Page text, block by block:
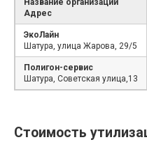
Название организации
Адрес
ЭкоЛайн
Шатура, улица Жарова, 29/5
Полигон-сервис
Шатура, Советская улица,13
Стоимость